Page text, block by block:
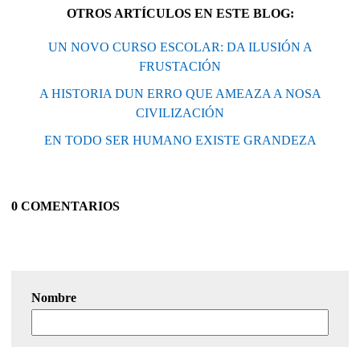
OTROS ARTÍCULOS EN ESTE BLOG:
UN NOVO CURSO ESCOLAR: DA ILUSIÓN A
FRUSTACIÓN
A HISTORIA DUN ERRO QUE AMEAZA A NOSA
CIVILIZACIÓN
EN TODO SER HUMANO EXISTE GRANDEZA
0 COMENTARIOS
Nombre